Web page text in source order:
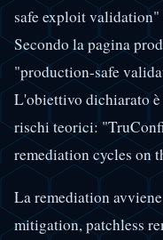
safe exploit
Secondo la pagina
"production-safe
L'obiettivo dichiarato
rischi teorici:
remediation cycles on
La remediation
mitigation, patchless